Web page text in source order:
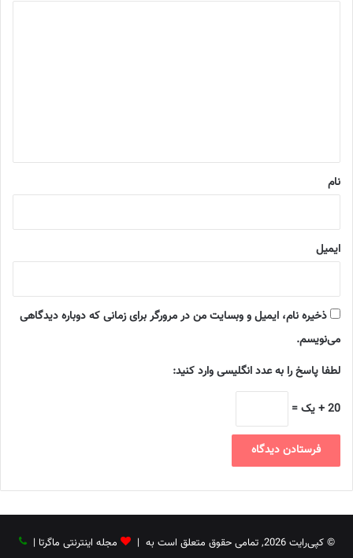
نام
ایمیل
ذخیره نام، ایمیل و وبسایت من در مرورگر برای زمانی که دوباره دیدگاهی
می‌نویسم.
لطفا پاسخ را به عدد انگلیسی وارد کنید:
20 + یک =
© کپی‌رایت 2026, تمامی حقوق متعلق است به | مجله اینترنتی ماگرتا |